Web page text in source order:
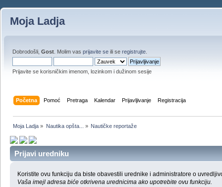
Moja Ladja
Dobrodošli, Gost . Molim vas prijavite se ili se registrujte
Prijavite se korisničkim imenom, lozinkom i dužinom sesije
Početna Pomoć Pretraga Kalendar Prijavljivanje Registracija
Moja Ladja » Nautika opšta... » Nautičke reportaže
Prijavi uredniku
Koristite ovu funkciju da biste obavestili urednike i administratore o
Vaša imejl adresa biće otkrivena urednicima ako upotrebite ovu funkciju.